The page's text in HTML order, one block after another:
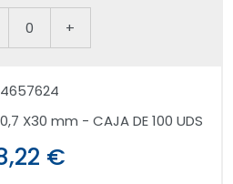
0 +
4657624
X30 mm - CAJA DE 100 UDS
€